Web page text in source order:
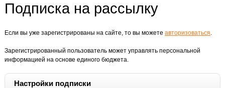
Подписка на рассылку
Если вы уже зарегистрированы на сайте, то вы можете авторизоваться.
Зарегистрированный пользователь может управлять персональной
информацией на основе единого бюджета.
Настройки подписки